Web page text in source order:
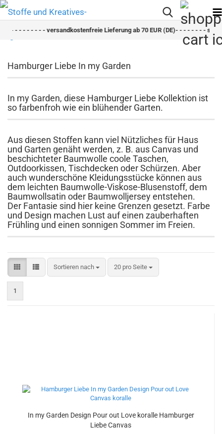
- - - - - - - - versandkostenfreie Lieferung ab 70 EUR (DE)- - - - - - - -
Hamburger Liebe In my Garden
In my Garden, diese Hamburger Liebe Kollektion ist
so farbenfroh wie ein blühender Garten.
Aus diesen Stoffen kann viel Nützliches für Haus
und Garten genäht werden, z. B. aus Canvas und
beschichteter Baumwolle coole Taschen,
Outdoorkissen, Tischdecken oder Schürzen. Aber
auch wunderschöne Kleidungsstücke können aus
dem leichten Baumwolle-Viskose-Blusenstoff, dem
Baumwollsatin oder Baumwolljersey entstehen.
Der Fantasie sind hier keine Grenzen gesetzt. Farbe
und Design machen Lust auf einen zauberhaften
Frühling und einen sonnigen Sommer im Freien.
Sortieren nach
Sortieren nach 20 pro Seite
pro Seite
1
In my Garden Design Pour out Love koralle Hamburger
Liebe Canvas